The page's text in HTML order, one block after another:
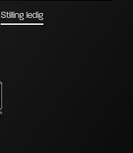
Stilling ledig